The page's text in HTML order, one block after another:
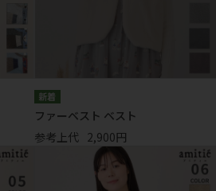
ファーベスト ベスト
参考上代 2,900円